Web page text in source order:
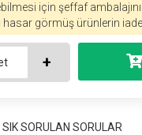
için şeffaf
hasar görmüş ürünlerin
+
SIK SORULAN SORULAR